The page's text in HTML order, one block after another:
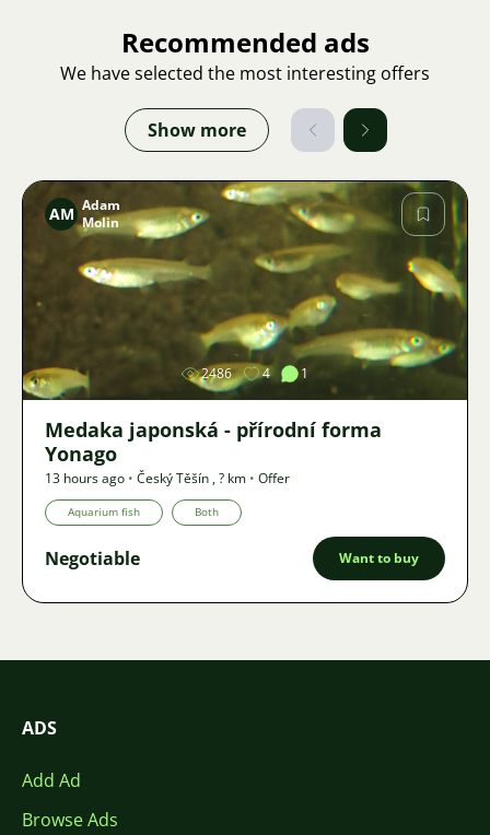
Recommended ads
We have selected the most interesting offers
Show more
Image
AM Adam
Molin
2486 4 1
Medaka japonská - přírodní forma
Yonago
13 hours ago • Český Těšín ,? km • Offer
Aquarium fish Both
Negotiable Want to buy
ADS
Add Ad
Browse Ads